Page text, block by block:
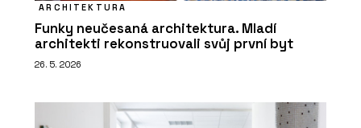
ARCHITEKTURA
Funky neučesaná architektura. Mladí
architekti rekonstruovali svůj první byt
26. 5. 2026